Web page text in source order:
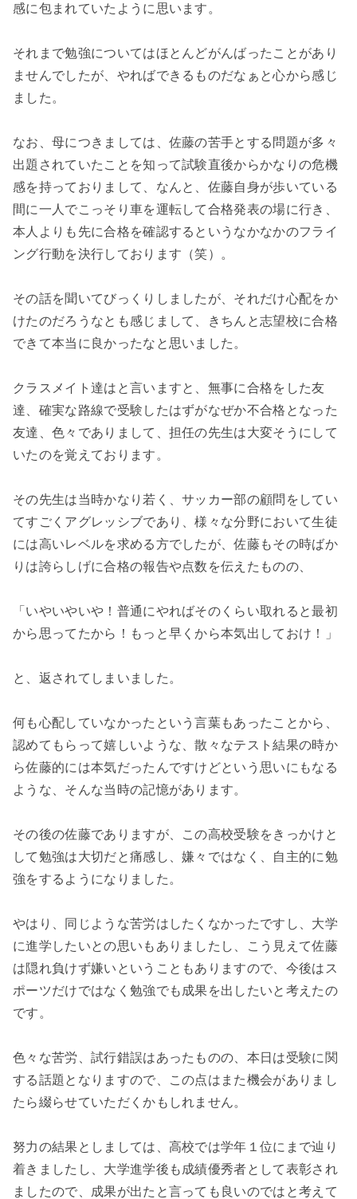
感に包まれていたように思います。
それまで勉強についてはほとんどがんばったことがあり
ませんでしたが、やればできるものだなぁと心から感じ
ました。
なお、母につきましては、佐藤の苦手とする問題が多々
出題されていたことを知って試験直後からかなりの危機
感を持っておりまして、なんと、佐藤自身が歩いている
間に一人でこっそり車を運転して合格発表の場に行き、
本人よりも先に合格を確認するというなかなかのフライ
ング行動を決行しております（笑）。
その話を聞いてびっくりしましたが、それだけ心配をか
けたのだろうなとも感じまして、きちんと志望校に合格
できて本当に良かったなと思いました。
クラスメイト達はと言いますと、無事に合格をした友
達、確実な路線で受験したはずがなぜか不合格となった
友達、色々でありまして、担任の先生は大変そうにして
いたのを覚えております。
その先生は当時かなり若く、サッカー部の顧問をしてい
てすごくアグレッシブであり、様々な分野において生徒
には高いレベルを求める方でしたが、佐藤もその時ばか
りは誇らしげに合格の報告や点数を伝えたものの、
「いやいやいや！普通にやればそのくらい取れると最初
から思ってたから！もっと早くから本気出しておけ！」
と、返されてしまいました。
何も心配していなかったという言葉もあったことから、
認めてもらって嬉しいような、散々なテスト結果の時か
ら佐藤的には本気だったんですけどという思いにもなる
ような、そんな当時の記憶があります。
その後の佐藤でありますが、この高校受験をきっかけと
して勉強は大切だと痛感し、嫌々ではなく、自主的に勉
強をするようになりました。
やはり、同じような苦労はしたくなかったですし、大学
に進学したいとの思いもありましたし、こう見えて佐藤
は隠れ負けず嫌いということもありますので、今後はス
ポーツだけではなく勉強でも成果を出したいと考えたの
です。
色々な苦労、試行錯誤はあったものの、本日は受験に関
する話題となりますので、この点はまた機会がありまし
たら綴らせていただくかもしれません。
努力の結果としましては、高校では学年１位にまで辿り
着きましたし、大学進学後も成績優秀者として表彰され
ましたので、成果が出たと言っても良いのではと考えて